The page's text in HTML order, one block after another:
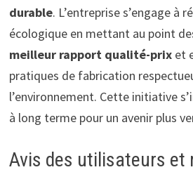
durable. L’entreprise s’engage à
écologique en mettant au point
meilleur rapport qualité-prixet
pratiques de fabrication
l’environnement. Cette initiative
à long terme pour un avenir plus
Avis des utilisateurs et